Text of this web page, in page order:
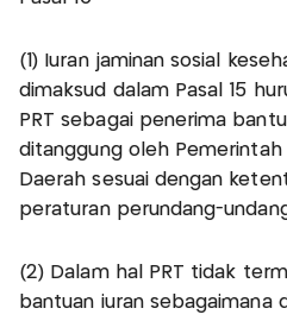
(1) Iuran jaminan sosial
dimaksud dalam Pasal 15
PRT sebagai penerima
ditanggung oleh
Daerah sesuai dengan
peraturan perundang-
(2) Dalam hal PRT tidak
bantuan iuran sebagaimana